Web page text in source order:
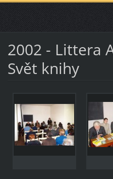
2002 - Littera
Svět knihy